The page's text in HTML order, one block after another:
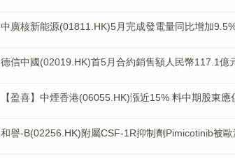
中廣核新能源(01811.HK)5月完成發電量同比增加
德信中國(02019.HK)首5月合約銷售額人民幣117.1億
【盈喜】中煙香港(06055.HK)漲近15% 料中期股東
和譽-B(02256.HK)附屬CSF-1R抑制劑Pimicotinib被